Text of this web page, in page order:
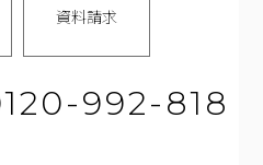
資料請求
992-818